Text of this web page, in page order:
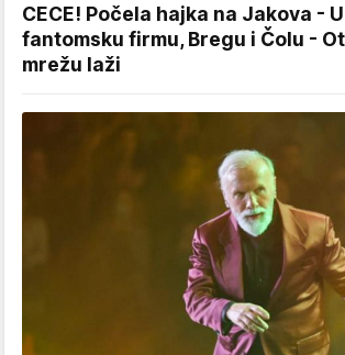
CECE! Počela hajka na Jakova -
fantomsku firmu, Bregu i Čolu -
mrežu laži